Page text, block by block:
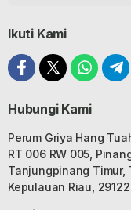
Ikuti Kami
Hubungi Kami
Perum Griya Hang
RT 006 RW 005,
Tanjungpinang Timur,
Kepulauan Riau, 29122